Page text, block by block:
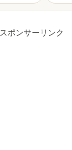
スポンサーリンク